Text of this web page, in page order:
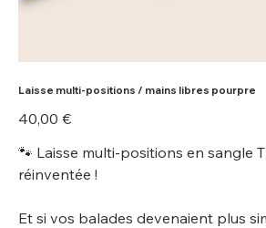
Laisse multi-positions / mains libres pourpre
Prix
40,00 €
🐾 Laisse multi-positions en sangle
réinventée !
Et si vos balades devenaient plus